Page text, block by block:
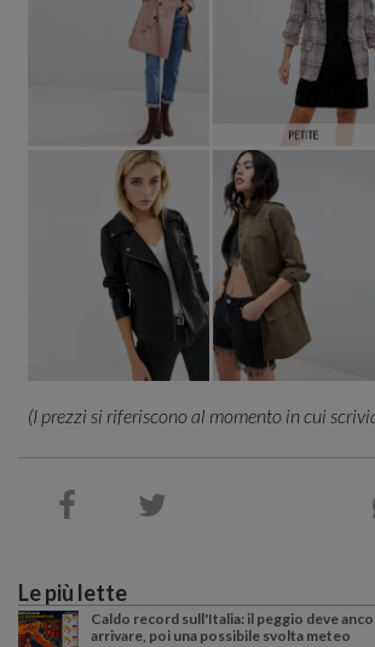
Le più lette
Caldo record sull'Italia: il peggio deve
arrivare, poi una possibile svolta meteo